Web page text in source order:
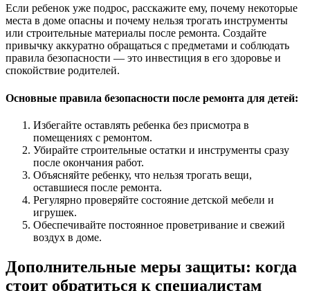
Если ребенок уже подрос, расскажите ему, почему некоторые
места в доме опасны и почему нельзя трогать инструменты
или строительные материалы после ремонта. Создайте
привычку аккуратно обращаться с предметами и соблюдать
правила безопасности — это инвестиция в его здоровье и
спокойствие родителей.
Основные правила безопасности после ремонта для детей:
Избегайте оставлять ребенка без присмотра в
помещениях с ремонтом.
Убирайте строительные остатки и инструменты сразу
после окончания работ.
Объясняйте ребенку, что нельзя трогать вещи,
оставшиеся после ремонта.
Регулярно проверяйте состояние детской мебели и
игрушек.
Обеспечивайте постоянное проветривание и свежий
воздух в доме.
Дополнительные меры защиты: когда
стоит обратиться к специалистам